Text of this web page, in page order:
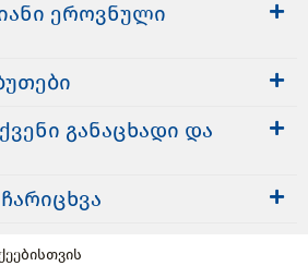
ეროვნული
განაცხადი და